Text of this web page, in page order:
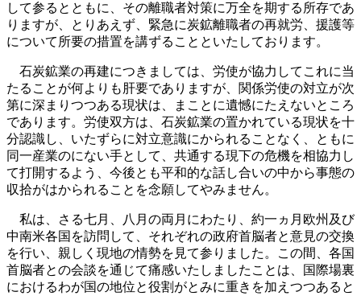
して参るとともに、その離職者対策に万全を期する所存であ
りますが、とりあえず、緊急に炭鉱離職者の再就労、援護等
について所要の措置を講ずることといたしております。
石炭鉱業の再建につきましては、労使が協力してこれに当
たることが何よりも肝要でありますが、関係労使の対立が次
第に深まりつつある現状は、まことに遺憾にたえないところ
であります。労使双方は、石炭鉱業の置かれている現状を十
分認識し、いたずらに対立意識にかられることなく、ともに
同一産業のにない手として、共通する現下の危機を相協力し
て打開するよう、今後とも平和的な話し合いの中から事態の
収拾がはかられることを念願してやみません。
私は、さる七月、八月の両月にわたり、約一ヵ月欧州及び
中南米各国を訪問して、それぞれの政府首脳者と意見の交換
を行い、親しく現地の情勢を見て参りました。この間、各国
首脳者との会談を通じて痛感いたしましたことは、国際場裏
におけるわが国の地位と役割がとみに重きを加えつつあると